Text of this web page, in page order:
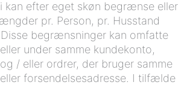
kan efter eget skøn begrænse eller
pr. Person, pr. Husstand
begrænsninger kan omfatte
under samme kundekonto,
/ eller ordrer, der bruger samme
forsendelsesadresse. I tilfælde